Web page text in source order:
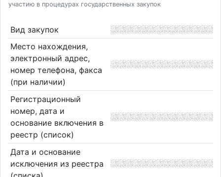
участию в процедурах государственных закупок
Вид закупок
Место нахождения,
электронный адрес,
номер телефона, факса
(при наличии)
Регистрационный
номер, дата и
основание включения в
реестр (список)
Дата и основание
исключения из реестра